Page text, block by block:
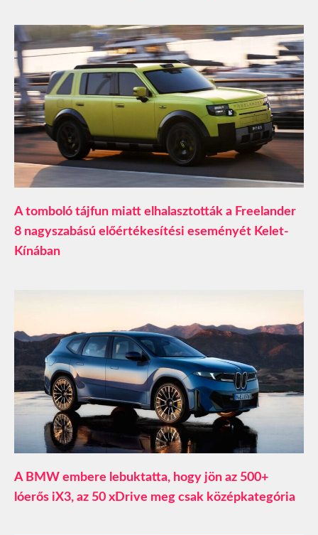
A tomboló tájfun miatt elhalasztották a Freelander
8 nagyszabású előértékesítési eseményét Kelet-
Kínában
A BMW embere lebuktatta, hogy jön az 500+
lóerős iX3, az 50 xDrive meg csak középkategória